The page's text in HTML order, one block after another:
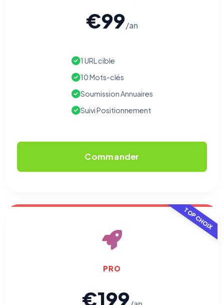
€99/an
1 URL cible
10 Mots-clés
Soumission Annuaires
Suivi Positionnement
Commander
TOP CHOIX
PRO
€199